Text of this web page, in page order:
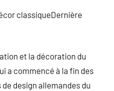
classiqueDernière
et la décoration du
a commencé à la fin des
design allemandes du